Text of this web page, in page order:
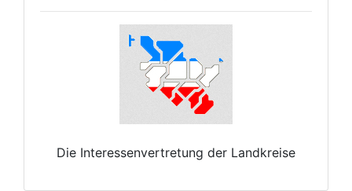
Die Interessenvertretung der Landkreise